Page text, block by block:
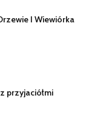
I Wiewiórka
przyjaciółmi